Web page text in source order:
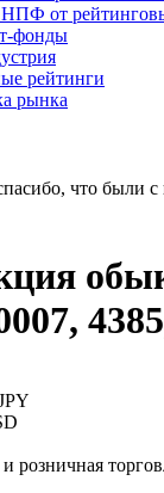
от
фонды
рейтинги
рынка
что были с
розничная